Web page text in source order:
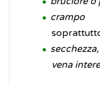
crampo
vena